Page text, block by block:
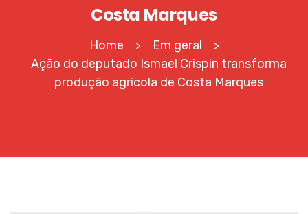
Costa Marques
Home > Em geral >
Ação do deputado Ismael Crispin transforma
produção agrícola de Costa Marques